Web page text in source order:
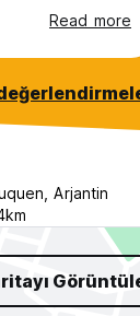
Read more
Arjantin